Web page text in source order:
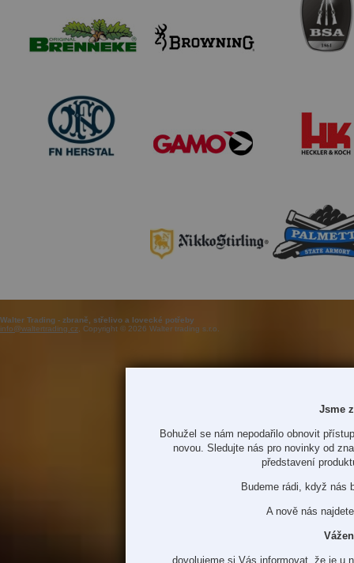
Walter Trading - zbraně, střelivo a lovecké potřeby
info@waltertrading.cz , Copyright © 2026 Walter trading s.r.o.
Jsme
Bohužel se nám nepodařilo obnovit
novou. Sledujte nás pro novinky od
představení
Budeme rádi, když nás
A nově nás
dovolujeme si Vás informovat, že je u